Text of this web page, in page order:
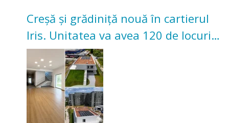
Creșă și grădiniță nouă în cartierul
Iris. Unitatea va avea 120 de locuri
pentru copii